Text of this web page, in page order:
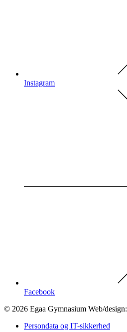
Instagram
Facebook
© 2026 Egaa Gymnasium Web/design:
Persondata og IT-sikkerhed